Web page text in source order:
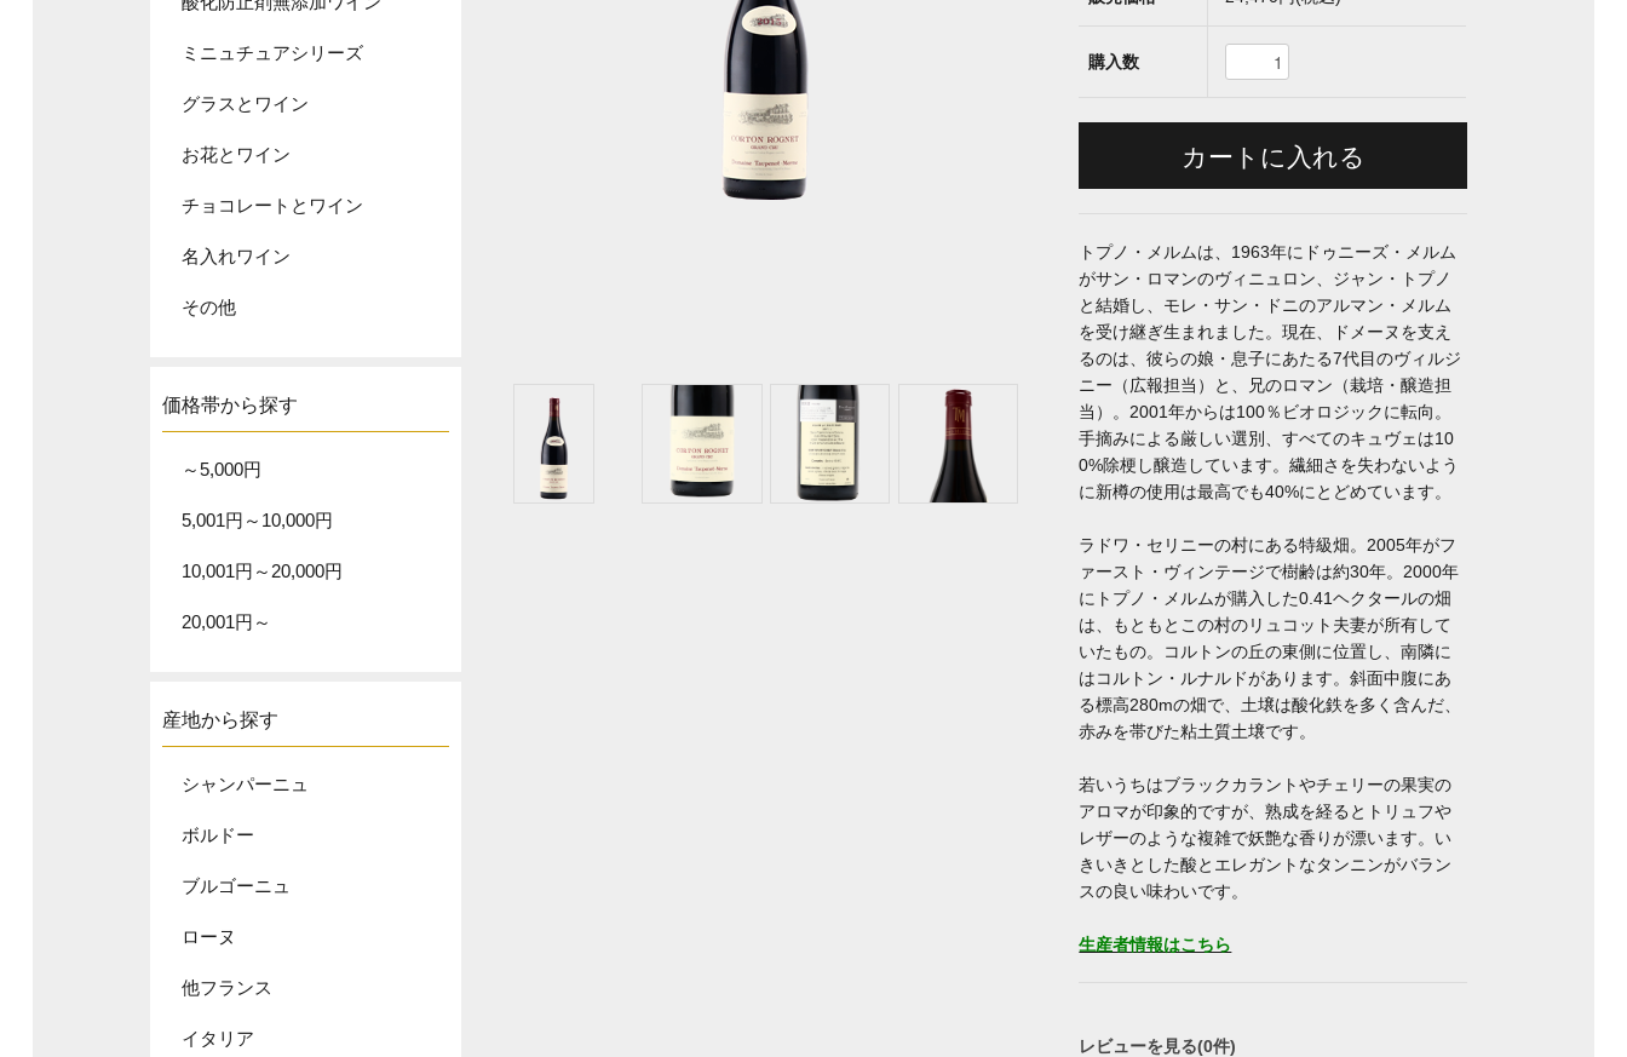
購入数
トプノ・メルムは、1963年にドゥニーズ・メルム
がサン・ロマンのヴィニュロン、ジャン・トプノ
と結婚し、モレ・サン・ドニのアルマン・メルム
を受け継ぎ生まれました。現在、ドメーヌを支え
るのは、彼らの娘・息子にあたる7代目のヴィルジ
ニー（広報担当）と、兄のロマン（栽培・醸造担
当）。2001年からは100％ビオロジックに転向。
手摘みによる厳しい選別、すべてのキュヴェは10
0%除梗し醸造しています。繊細さを失わないよう
に新樽の使用は最高でも40%にとどめています。
ラドワ・セリニーの村にある特級畑。2005年がフ
ァースト・ヴィンテージで樹齢は約30年。2000年
にトプノ・メルムが購入した0.41ヘクタールの畑
は、もともとこの村のリュコット夫妻が所有して
いたもの。コルトンの丘の東側に位置し、南隣に
はコルトン・ルナルドがあります。斜面中腹にあ
る標高280mの畑で、土壌は酸化鉄を多く含んだ、
赤みを帯びた粘土質土壌です。
若いうちはブラックカラントやチェリーの果実の
アロマが印象的ですが、熟成を経るとトリュフや
レザーのような複雑で妖艶な香りが漂います。い
きいきとした酸とエレガントなタンニンがバラン
スの良い味わいです。
生産者情報はこちら
レビューを見る(0件)
ミニュチュアシリーズ
グラスとワイン
お花とワイン
チョコレートとワイン
名入れワイン
その他
価格帯から探す
～5,000円
5,001円～10,000円
10,001円～20,000円
20,001円～
産地から探す
シャンパーニュ
ボルドー
ブルゴーニュ
ローヌ
他フランス
イタリア